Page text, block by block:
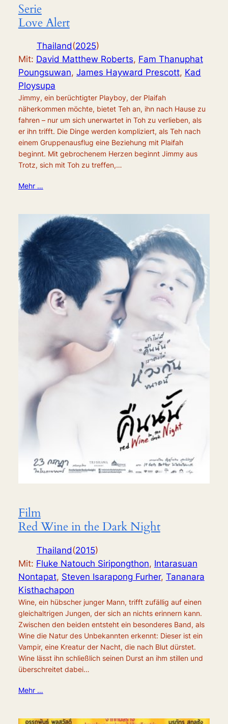
Serie
Love Alert
Thailand(2025)
Mit: David Matthew Roberts, Fam Thanuphat
Poungsuwan, James Hayward Prescott, Kad
Ploysupa
Jimmy, ein berüchtigter Playboy, der Plaifah
näherkommen möchte, bietet Teh an, ihn nach Hause zu
fahren – nur um sich unerwartet in Toh zu verlieben, als
er ihn trifft. Die Dinge werden kompliziert, als Teh nach
einem Gruppenausflug eine Beziehung mit Plaifah
beginnt. Mit gebrochenem Herzen beginnt Jimmy aus
Trotz, sich mit Toh zu treffen,…
Mehr …
Film
Red Wine in the Dark Night
Thailand(2015)
Mit: Fluke Natouch Siripongthon, Intarasuan
Nontapat, Steven Isarapong Furher, Tananara
Kisthachapon
Wine, ein hübscher junger Mann, trifft zufällig auf einen
gleichaltrigen Jungen, der sich an nichts erinnern kann.
Zwischen den beiden entsteht ein besonderes Band, als
Wine die Natur des Unbekannten erkennt: Dieser ist ein
Vampir, eine Kreatur der Nacht, die nach Blut dürstet.
Wine lässt ihn schließlich seinen Durst an ihm stillen und
überschreitet dabei…
Mehr …